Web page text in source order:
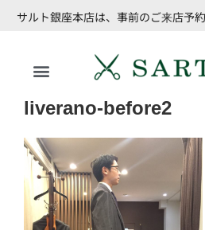
サルト銀座本店は、事前のご来店予
liverano-before2